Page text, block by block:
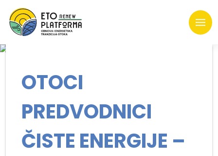
OTOCI
PREDVODNICI
ČISTE ENERGIJE –